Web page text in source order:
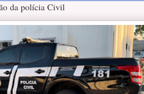
da polícia Civil